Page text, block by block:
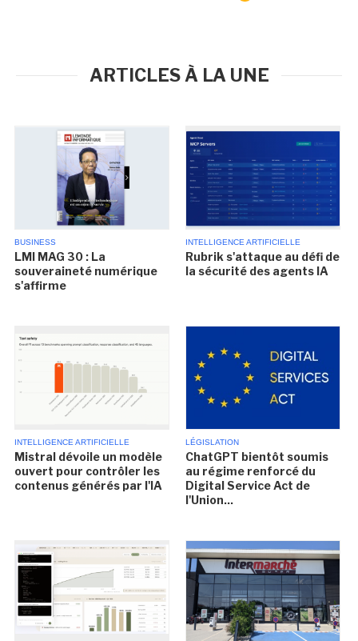
ARTICLES À LA UNE
BUSINESS
LMI MAG 30 : La
souveraineté numérique
s'affirme
INTELLIGENCE ARTIFICIELLE
Rubrik s'attaque au défi de
la sécurité des agents IA
INTELLIGENCE ARTIFICIELLE
Mistral dévoile un modèle
ouvert pour contrôler les
contenus générés par l'IA
LÉGISLATION
ChatGPT bientôt soumis
au régime renforcé du
Digital Service Act de
l'Union...